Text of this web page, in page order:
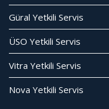
Güral Yetkili Servis
ÜSO Yetkili Servis
Vitra Yetkili Servis
Nova Yetkili Servis